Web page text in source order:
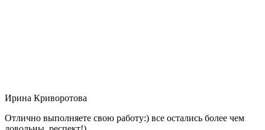
Ирина Криворотова
Отлично выполняете свою работу:) все остались более чем